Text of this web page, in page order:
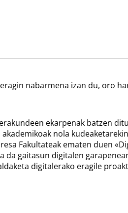
nabarmena izan du, oro
ekarpenak batzen
nola
Fakultateak ematen duen
da gaitasun digitalen
digitalerako eragile